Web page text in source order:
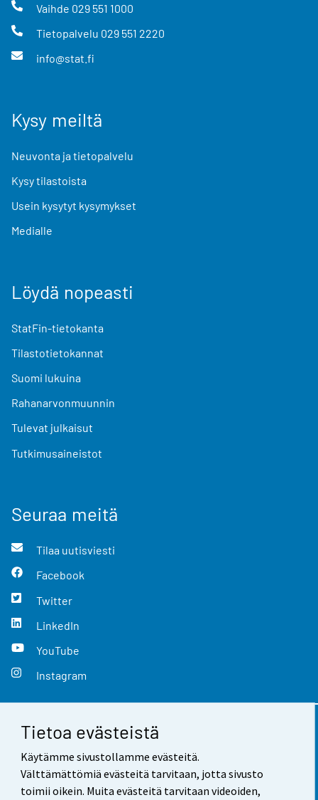
Tietoa evästeistä
Käytämme sivustollamme evästeitä.
Välttämättömiä evästeitä tarvitaan, jotta sivusto
toimii oikein. Muita evästeitä tarvitaan videoiden,
Vaihde 029 551 1000
Tietopalvelu 029 551 2220
info@stat.fi
Kysy meiltä
Neuvonta ja tietopalvelu
Kysy tilastoista
Usein kysytyt kysymykset
Medialle
Löydä nopeasti
StatFin-tietokanta
Tilastotietokannat
Suomi lukuina
Rahanarvonmuunnin
Tulevat julkaisut
Tutkimusaineistot
Seuraa meitä
Tilaa uutisviesti
Facebook
Twitter
LinkedIn
YouTube
Instagram
Yhteystiedot
Palaute
Käyttöehdot